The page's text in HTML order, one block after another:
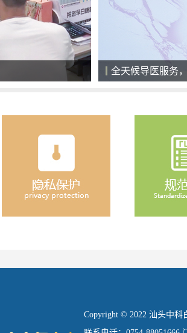
全天候导医服务
Copyright © 2022 汕头中科